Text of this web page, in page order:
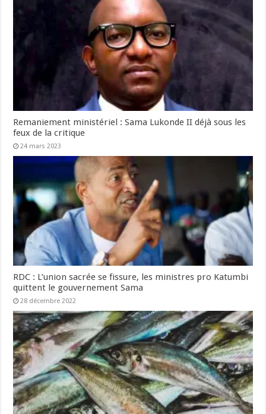
Remaniement ministériel : Sama Lukonde II déjà sous les
feux de la critique
24 mars 2023
RDC : L’union sacrée se fissure, les ministres pro Katumbi
quittent le gouvernement Sama
28 décembre 2022